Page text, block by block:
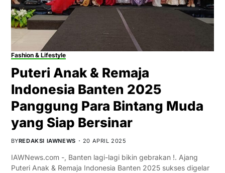
Fashion & Lifestyle
Puteri Anak & Remaja
Indonesia Banten 2025
Panggung Para Bintang Muda
yang Siap Bersinar
BYREDAKSI IAWNEWS 20 APRIL 2025
IAWNews.com -, Banten lagi-lagi bikin gebrakan !. Ajang
Puteri Anak & Remaja Indonesia Banten 2025 sukses digelar